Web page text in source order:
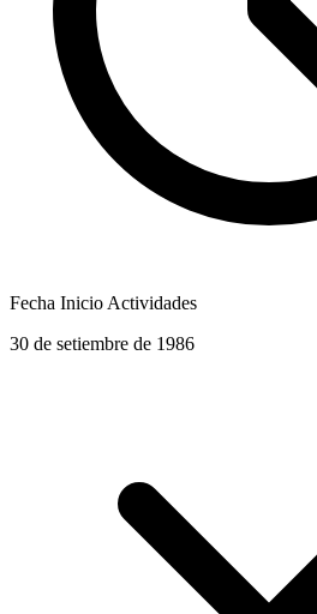
Fecha Inicio Actividades
30 de setiembre de 1986